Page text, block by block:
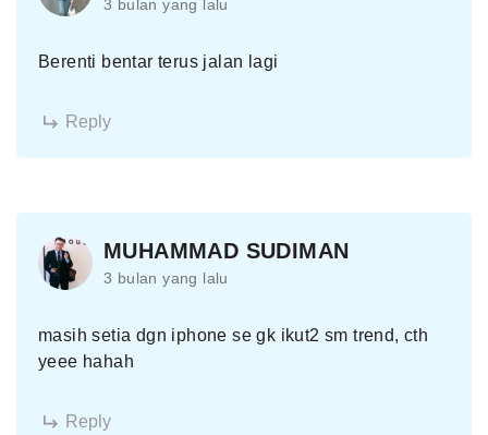
3 bulan yang lalu
Berenti bentar terus jalan lagi
Reply
MUHAMMAD SUDIMAN
3 bulan yang lalu
masih setia dgn iphone se gk ikut2 sm trend, cth
yeee hahah
Reply